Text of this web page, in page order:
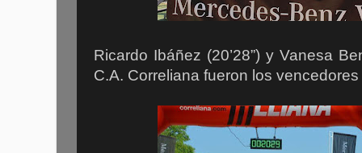
Ricardo Ibáñez (20’28”) y Vanesa
C.A. Correliana fueron los